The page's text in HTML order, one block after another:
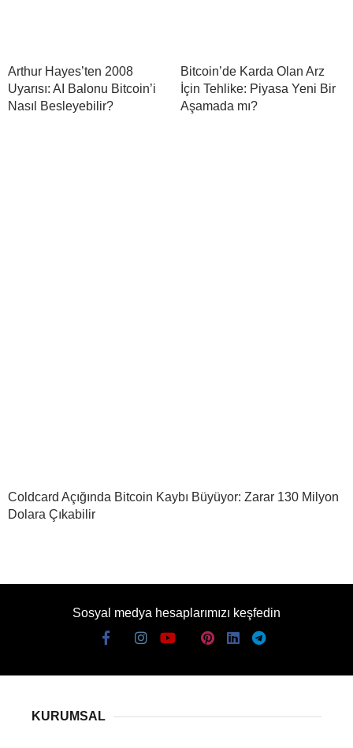
Arthur Hayes’ten 2008
Uyarısı: AI Balonu Bitcoin’i
Nasıl Besleyebilir?
Bitcoin’de Karda Olan Arz
İçin Tehlike: Piyasa Yeni Bir
Aşamada mı?
Coldcard Açığında Bitcoin Kaybı Büyüyor: Zarar 130 Milyon
Dolara Çıkabilir
Sosyal medya hesaplarımızı keşfedin
KURUMSAL